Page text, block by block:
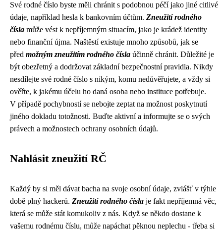
Své rodné číslo byste měli chránit s podobnou péčí jako jiné citlivé
údaje, například hesla k bankovním účtům. Zneužití rodného
čísla může vést k nepříjemným situacím, jako je krádež identity
nebo finanční újma. Naštěstí existuje mnoho způsobů, jak se
před možným zneužitím rodného čísla účinně chránit. Důležité je
být obezřetný a dodržovat základní bezpečnostní pravidla. Nikdy
nesdílejte své rodné číslo s nikým, komu nedůvěřujete, a vždy si
ověřte, k jakému účelu ho daná osoba nebo instituce potřebuje.
V případě pochybností se nebojte zeptat na možnost poskytnutí
jiného dokladu totožnosti. Buďte aktivní a informujte se o svých
právech a možnostech ochrany osobních údajů.
Nahlásit zneužití RČ
Každý by si měl dávat bacha na svoje osobní údaje, zvlášť v týhle
době plný hackerů. Zneužití rodného čísla je fakt nepříjemná věc,
která se může stát komukoliv z nás. Když se někdo dostane k
vašemu rodnému číslu, může napáchat pěknou neplechu - třeba si